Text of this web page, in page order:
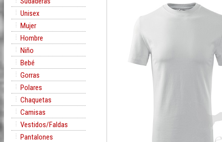
Unisex
Mujer
Hombre
Niño
Bebé
Gorras
Polares
Chaquetas
Camisas
Vestidos/Faldas
Pantalones